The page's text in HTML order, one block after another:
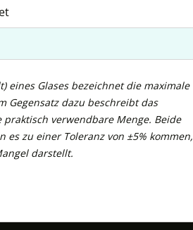
eines Glases bezeichnet die maximale
Gegensatz dazu beschreibt das
praktisch verwendbare Menge. Beide
zu einer Toleranz von ±5% kommen,
darstellt.